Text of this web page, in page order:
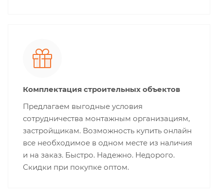
Комплектация строительных объектов
Предлагаем выгодные условия
сотрудничества монтажным организациям,
застройщикам. Возможность купить онлайн
все необходимое в одном месте из наличия
и на заказ. Быстро. Надежно. Недорого.
Скидки при покупке оптом.